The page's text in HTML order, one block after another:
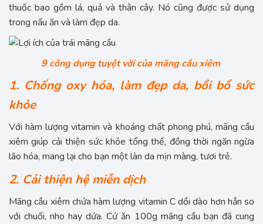
thuốc bao gồm lá, quả và thân cây. Nó cũng được sử dụng
trong nấu ăn và làm đẹp da.
9 công dụng tuyệt vời của mãng cầu xiêm
1. Chống oxy hóa, làm đẹp da, bồi bổ sức
khỏe
Với hàm lượng vitamin và khoáng chất phong phú, mãng cầu
xiêm giúp cải thiện sức khỏe tổng thể, đồng thời ngăn ngừa
lão hóa, mang lại cho bạn một làn da mịn màng, tươi trẻ.
2. Cải thiện hệ miễn dịch
Mãng cầu xiêm chứa hàm lượng vitamin C dồi dào hơn hẳn so
với chuối, nho hay dứa. Cứ ăn 100g mãng cầu bạn đã cung